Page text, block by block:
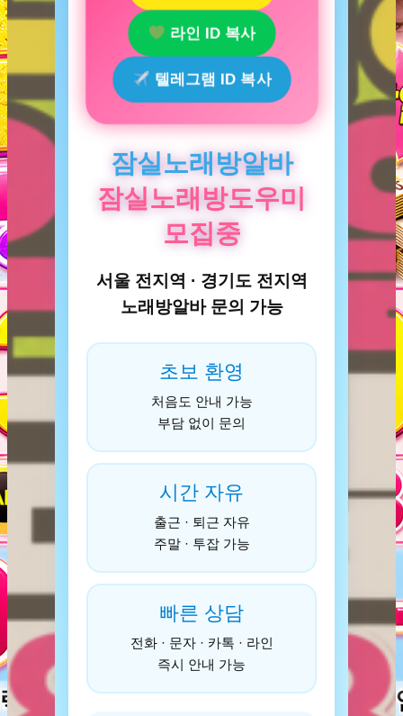
라인 ID 복사
텔레그램 ID 복사
잠실노래방알바
잠실노래방도우미
모집중
서울 전지역 · 경기도 전지역
노래방알바 문의 가능
초보 환영
처음도 안내 가능
부담 없이 문의
시간 자유
출근 · 퇴근 자유
주말 · 투잡 가능
빠른 상담
전화 · 문자 · 카톡 · 라인
즉시 안내 가능